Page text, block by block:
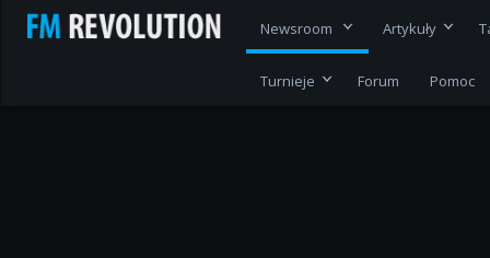
Newsroom Artykuły
Turnieje Forum Pomoc